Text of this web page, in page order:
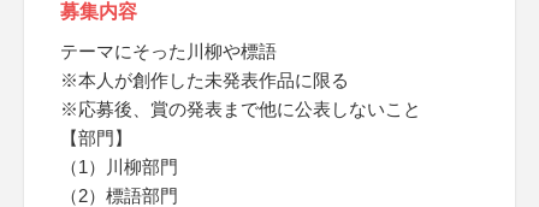
募集内容
テーマにそった川柳や標語
※本人が創作した未発表作品に限る
※応募後、賞の発表まで他に公表しないこと
【部門】
（1）川柳部門
（2）標語部門